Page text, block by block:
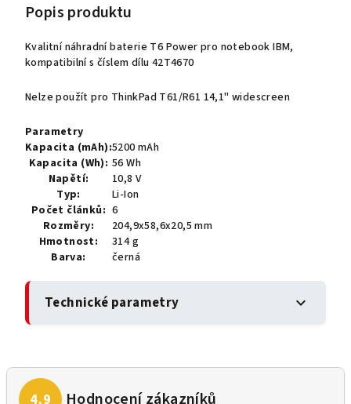
Popis produktu
Kvalitní náhradní baterie T6 Power pro notebook IBM,
kompatibilní s číslem dílu 42T4670
Nelze použít pro ThinkPad T61/R61 14,1" widescreen
Parametry
Kapacita (mAh):5200 mAh
Kapacita (Wh): 56 Wh
Napětí:
10,8 V
Typ:
Li-Ion
Počet článků: 6
Rozměry:
204,9x58,6x20,5 mm
Hmotnost:
314 g
Barva:
černá
Technické parametry expand_more